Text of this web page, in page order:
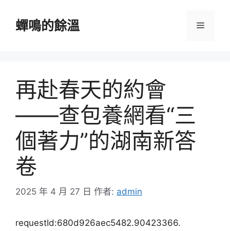
蟬鳴的餘溫 選
再赴春天的約會
——查包養網看“三
個著力”的湖南新答
卷
2025 年 4 月 27 日 作者: admin
requestId:680d926aec5482.90423366.